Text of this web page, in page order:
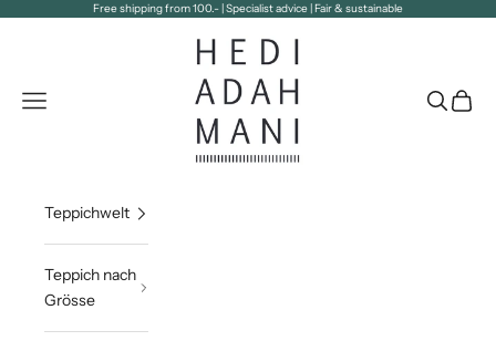
Zum Inhalt springenFree shipping from 100.- | Specialist advice | Fair & sustainable
Hedi Adahmani
Navigationsmenü öffnen Suche
Teppichwelt
Teppich nach
Grösse